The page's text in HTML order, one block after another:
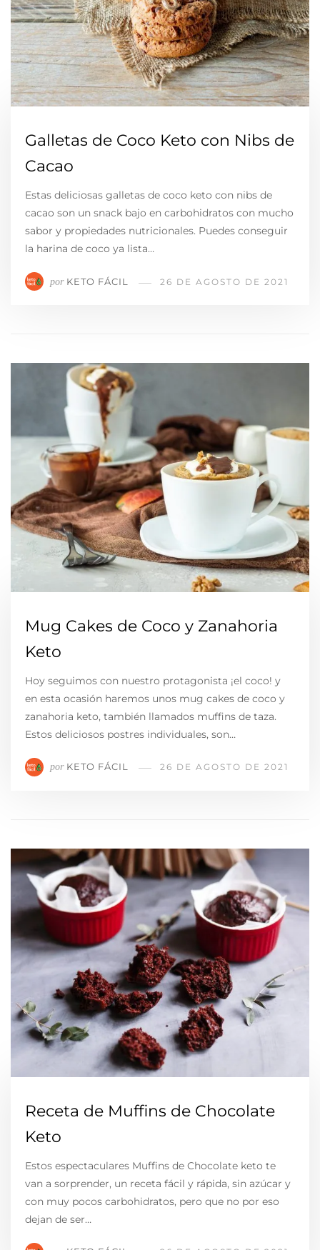
Galletas de Coco Keto con Nibs de
Cacao
Estas deliciosas galletas de coco keto con nibs de
cacao son un snack bajo en carbohidratos con mucho
sabor y propiedades nutricionales. Puedes conseguir
la harina de coco ya lista…
por KETO FÁCIL 26 DE AGOSTO DE 2021
Mug Cakes de Coco y Zanahoria
Keto
Hoy seguimos con nuestro protagonista ¡el coco! y
en esta ocasión haremos unos mug cakes de coco y
zanahoria keto, también llamados muffins de taza.
Estos deliciosos postres individuales, son…
por KETO FÁCIL 26 DE AGOSTO DE 2021
Receta de Muffins de Chocolate
Keto
Estos espectaculares Muffins de Chocolate keto te
van a sorprender, un receta fácil y rápida, sin azúcar y
con muy pocos carbohidratos, pero que no por eso
dejan de ser…